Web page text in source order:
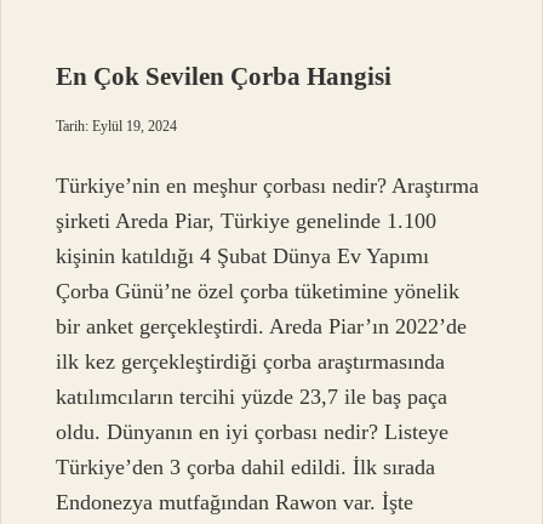
En Çok Sevilen Çorba Hangisi
Tarih: Eylül 19, 2024
Türkiye’nin en meşhur çorbası nedir? Araştırma
şirketi Areda Piar, Türkiye genelinde 1.100
kişinin katıldığı 4 Şubat Dünya Ev Yapımı
Çorba Günü’ne özel çorba tüketimine yönelik
bir anket gerçekleştirdi. Areda Piar’ın 2022’de
ilk kez gerçekleştirdiği çorba araştırmasında
katılımcıların tercihi yüzde 23,7 ile baş paça
oldu. Dünyanın en iyi çorbası nedir? Listeye
Türkiye’den 3 çorba dahil edildi. İlk sırada
Endonezya mutfağından Rawon var. İşte